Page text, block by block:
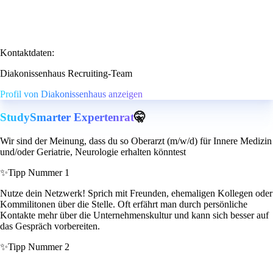
Kontaktdaten:
Diakonissenhaus Recruiting-Team
Profil von Diakonissenhaus anzeigen
StudySmarter Expertenrat🤫
Wir sind der Meinung, dass du so Oberarzt (m/w/d) für Innere Medizin
und/oder Geriatrie, Neurologie erhalten könntest
✨Tipp Nummer 1
Nutze dein Netzwerk! Sprich mit Freunden, ehemaligen Kollegen oder
Kommilitonen über die Stelle. Oft erfährt man durch persönliche
Kontakte mehr über die Unternehmenskultur und kann sich besser auf
das Gespräch vorbereiten.
✨Tipp Nummer 2